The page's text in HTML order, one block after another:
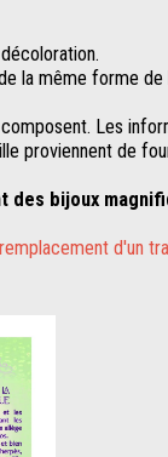
la même forme
Les
proviennent de
des bijoux
d'un